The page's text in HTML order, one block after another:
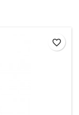
favorite_border